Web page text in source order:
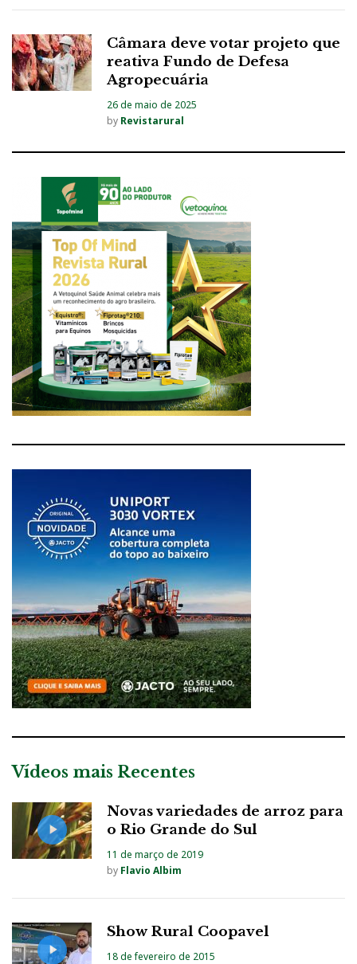
Câmara deve votar projeto que
reativa Fundo de Defesa
Agropecuária
26 de maio de 2025
by Revistarural
Vídeos mais Recentes
Novas variedades de arroz para
o Rio Grande do Sul
11 de março de 2019
by Flavio Albim
Show Rural Coopavel
18 de fevereiro de 2015